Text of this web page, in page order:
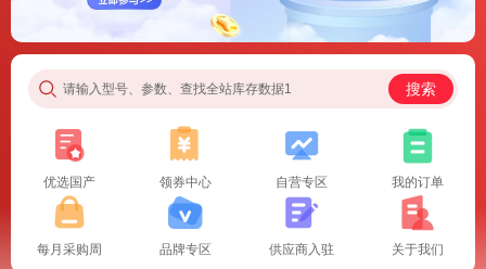
请输入型号、参数、查找全站库存数据1 搜索
优选国产 领券中心 自营专区 我的订单
每月采购周 品牌专区 供应商入驻 关于我们